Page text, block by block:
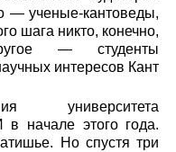
— ученые-кантоведы,
шага никто, конечно,
— студенты
интересов Кант
университета
начале этого года.
Но спустя три